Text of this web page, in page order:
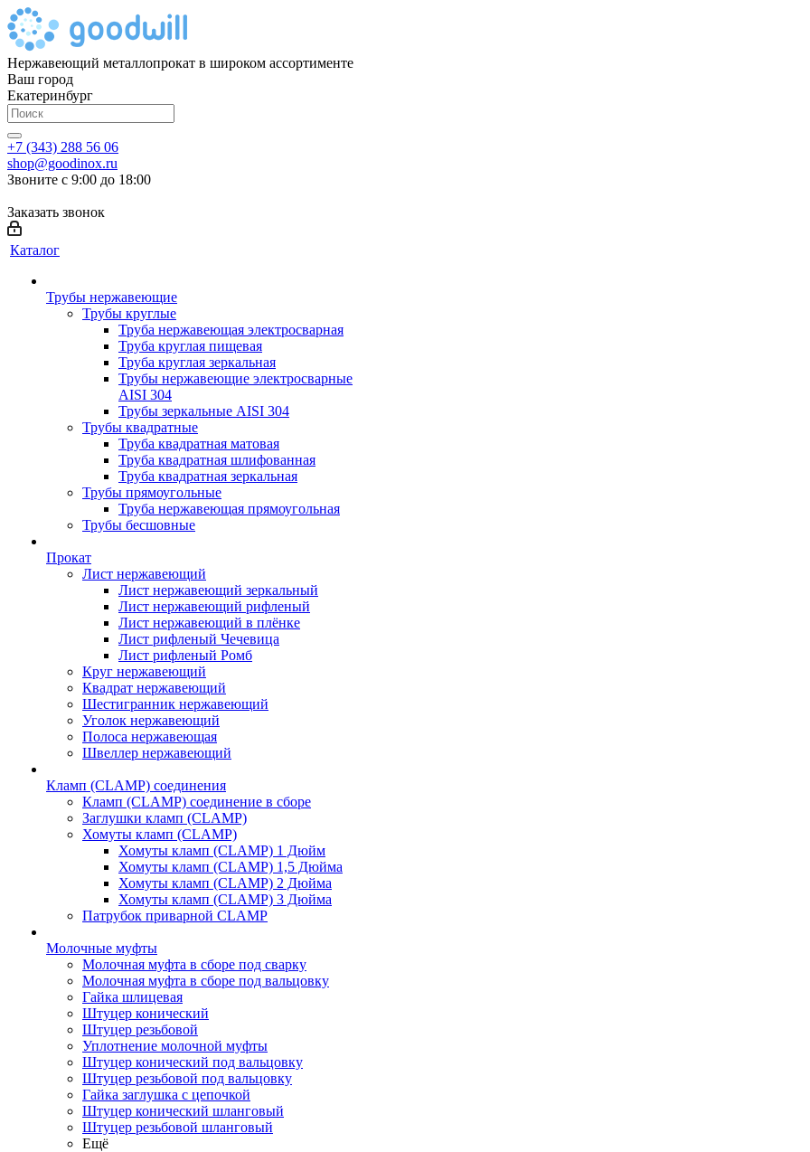
Нержавеющий металлопрокат в широком ассортименте
Ваш город
Екатеринбург
+7 (343) 288 56 06
shop@goodinox.ru
Звоните с 9:00 до 18:00
Заказать звонок
Каталог
Трубы нержавеющие
Трубы круглые
Труба нержавеющая электросварная
Труба круглая пищевая
Труба круглая зеркальная
Трубы нержавеющие электросварные
AISI 304
Трубы зеркальные AISI 304
Трубы квадратные
Труба квадратная матовая
Труба квадратная шлифованная
Труба квадратная зеркальная
Трубы прямоугольные
Труба нержавеющая прямоугольная
Трубы бесшовные
Прокат
Лист нержавеющий
Лист нержавеющий зеркальный
Лист нержавеющий рифленый
Лист нержавеющий в плёнке
Лист рифленый Чечевица
Лист рифленый Ромб
Круг нержавеющий
Квадрат нержавеющий
Шестигранник нержавеющий
Уголок нержавеющий
Полоса нержавеющая
Швеллер нержавеющий
Кламп (CLAMP) соединения
Кламп (CLAMP) соединение в сборе
Заглушки кламп (CLAMP)
Хомуты кламп (CLAMP)
Хомуты кламп (CLAMP) 1 Дюйм
Хомуты кламп (CLAMP) 1,5 Дюйма
Хомуты кламп (CLAMP) 2 Дюйма
Хомуты кламп (CLAMP) 3 Дюйма
Патрубок приварной CLAMP
Молочные муфты
Молочная муфта в сборе под сварку
Молочная муфта в сборе под вальцовку
Гайка шлицевая
Штуцер конический
Штуцер резьбовой
Уплотнение молочной муфты
Штуцер конический под вальцовку
Штуцер резьбовой под вальцовку
Гайка заглушка с цепочкой
Штуцер конический шланговый
Штуцер резьбовой шланговый
Ещё